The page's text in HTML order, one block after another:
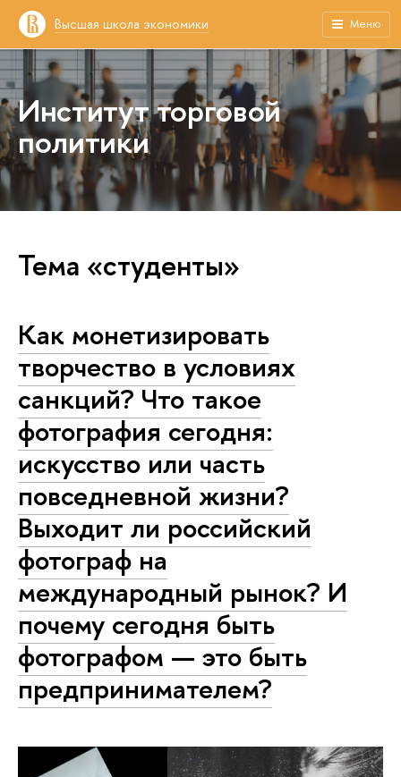
Высшая школа экономики Меню
Институт торговой
политики
Тема «студенты»
Как монетизировать
творчество в условиях
санкций? Что такое
фотография сегодня:
искусство или часть
повседневной жизни?
Выходит ли российский
фотограф на
международный рынок? И
почему сегодня быть
фотографом — это быть
предпринимателем?